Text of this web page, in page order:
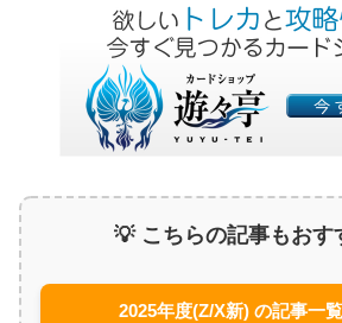
💡 こちらの記事もおす
2025年度(Z/X新) の記事一